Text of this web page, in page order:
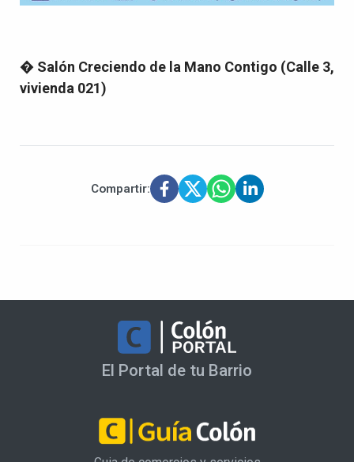
� Salón Creciendo de la Mano Contigo (Calle 3,
vivienda 021)
Compartir:
El Portal de tu Barrio